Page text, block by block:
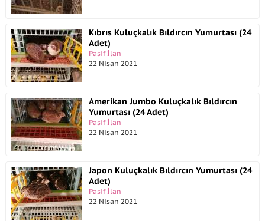
Kıbrıs Kuluçkalık Bıldırcın Yumurtası (24
Adet)
Pasif İlan
22 Nisan 2021
Amerikan Jumbo Kuluçkalık Bıldırcın
Yumurtası (24 Adet)
Pasif İlan
22 Nisan 2021
Japon Kuluçkalık Bıldırcın Yumurtası (24
Adet)
Pasif İlan
22 Nisan 2021